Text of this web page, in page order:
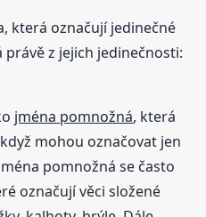
která označují jedinečné
právě z jejich jedinečnosti:
jména pomnožná, která
mohou označovat jen
pomnožná se často
označují věci složené